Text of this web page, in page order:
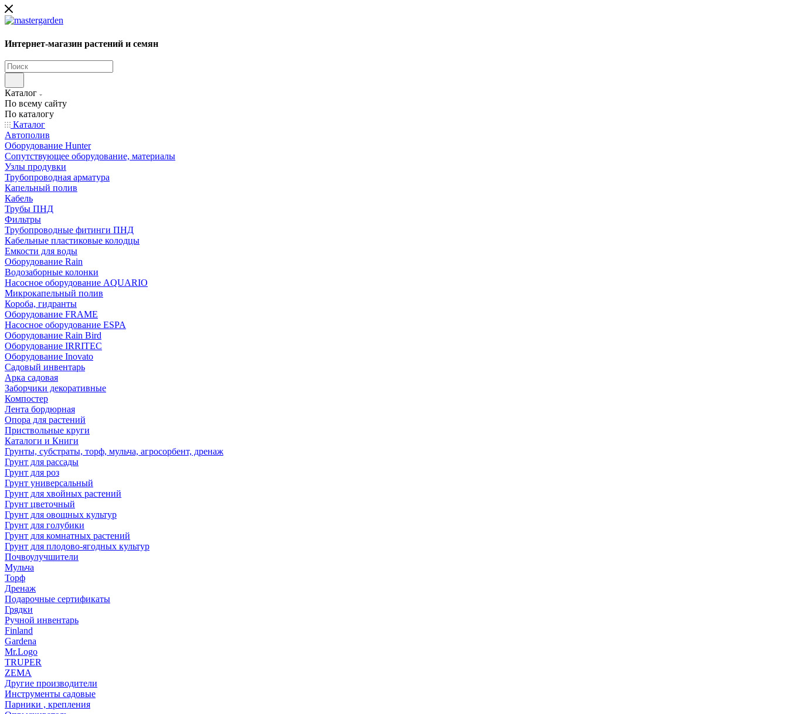
Интернет-магазин растений и семян
Каталог
По всему сайту
По каталогу
Каталог
Автополив
Оборудование Hunter
Сопутствующее оборудование, материалы
Узлы продувки
Трубопроводная арматура
Капельный полив
Кабель
Трубы ПНД
Фильтры
Трубопроводные фитинги ПНД
Кабельные пластиковые колодцы
Емкости для воды
Оборудование Rain
Водозаборные колонки
Насосное оборудование AQUARIO
Микрокапельный полив
Короба, гидранты
Оборудование FRAME
Насосное оборудование ESPA
Оборудование Rain Bird
Оборудование IRRITEC
Оборудование Inovato
Садовый инвентарь
Арка садовая
Заборчики декоративные
Компостер
Лента бордюрная
Опора для растений
Приствольные круги
Каталоги и Книги
Грунты, субстраты, торф, мульча, агросорбент, дренаж
Грунт для рассады
Грунт для роз
Грунт универсальный
Грунт для хвойных растений
Грунт цветочный
Грунт для овощных культур
Грунт для голубики
Грунт для комнатных растений
Грунт для плодово-ягодных культур
Почвоулучшители
Мульча
Торф
Дренаж
Подарочные сертификаты
Грядки
Ручной инвентарь
Finland
Gardena
Mr.Logo
TRUPER
ZEMA
Другие производители
Инструменты садовые
Парники , крепления